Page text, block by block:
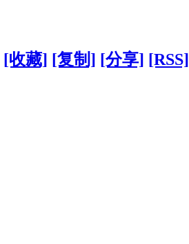
[收藏] [复制] [分享] [RSS]